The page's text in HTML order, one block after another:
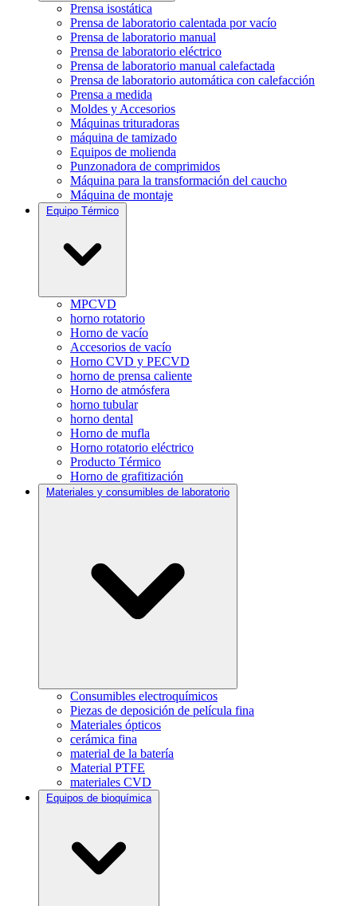
Prensa isostática
Prensa de laboratorio calentada por vacío
Prensa de laboratorio manual
Prensa de laboratorio eléctrico
Prensa de laboratorio manual calefactada
Prensa de laboratorio automática con calefacción
Prensa a medida
Moldes y Accesorios
Máquinas trituradoras
máquina de tamizado
Equipos de molienda
Punzonadora de comprimidos
Máquina para la transformación del caucho
Máquina de montaje
Equipo Térmico
MPCVD
horno rotatorio
Horno de vacío
Accesorios de vacío
Horno CVD y PECVD
horno de prensa caliente
Horno de atmósfera
horno tubular
horno dental
Horno de mufla
Horno rotatorio eléctrico
Producto Térmico
Horno de grafitización
Materiales y consumibles de laboratorio
Consumibles electroquímicos
Piezas de deposición de película fina
Materiales ópticos
cerámica fina
material de la batería
Material PTFE
materiales CVD
Equipos de bioquímica